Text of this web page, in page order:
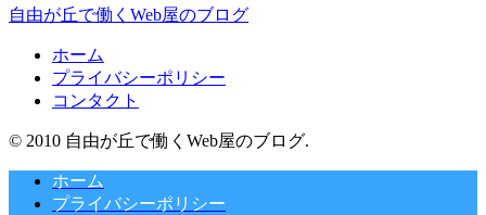
自由が丘で働くWeb屋のブログ
ホーム
プライバシーポリシー
コンタクト
© 2010 自由が丘で働くWeb屋のブログ.
ホーム
プライバシーポリシー